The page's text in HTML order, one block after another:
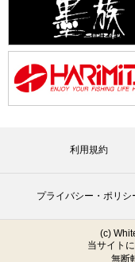
利用規約
プライバシー・ポリシ
(c)
当サイト
無断